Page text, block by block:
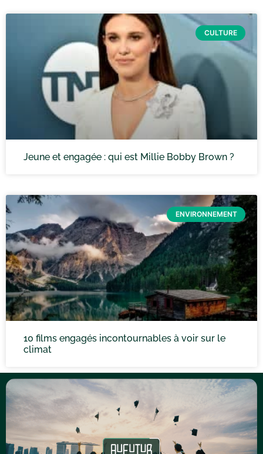
CULTURE
Jeune et engagée : qui est Millie Bobby Brown ?
ENVIRONNEMENT
10 films engagés incontournables à voir sur le
climat